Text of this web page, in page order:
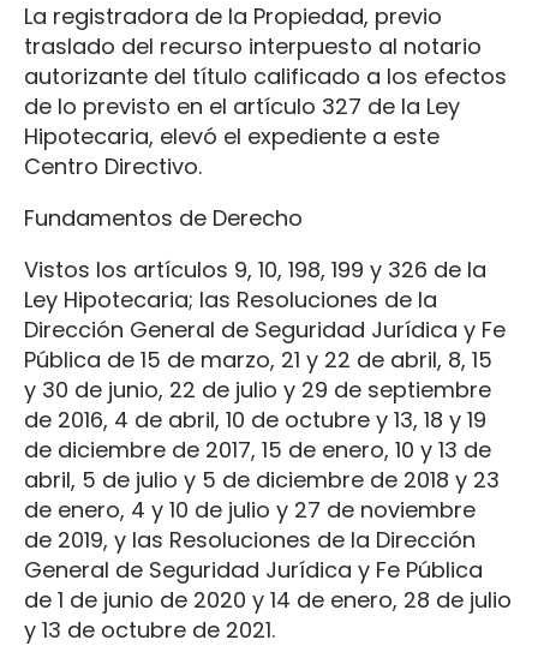
La registradora de la Propiedad, previo
traslado del recurso interpuesto al notario
autorizante del título calificado a los efectos
de lo previsto en el artículo 327 de la Ley
Hipotecaria, elevó el expediente a este
Centro Directivo.
Fundamentos de Derecho
Vistos los artículos 9, 10, 198, 199 y 326 de la
Ley Hipotecaria; las Resoluciones de la
Dirección General de Seguridad Jurídica y Fe
Pública de 15 de marzo, 21 y 22 de abril, 8, 15
y 30 de junio, 22 de julio y 29 de septiembre
de 2016, 4 de abril, 10 de octubre y 13, 18 y 19
de diciembre de 2017, 15 de enero, 10 y 13 de
abril, 5 de julio y 5 de diciembre de 2018 y 23
de enero, 4 y 10 de julio y 27 de noviembre
de 2019, y las Resoluciones de la Dirección
General de Seguridad Jurídica y Fe Pública
de 1 de junio de 2020 y 14 de enero, 28 de julio
y 13 de octubre de 2021.